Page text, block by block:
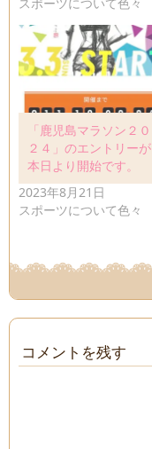
「鹿児島マラソン２０
２４」のエントリーが
本日より開始です。
2023年8月21日
スポーツについて色々
コメントを残す